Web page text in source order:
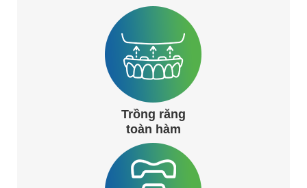
Trồng răng
toàn hàm